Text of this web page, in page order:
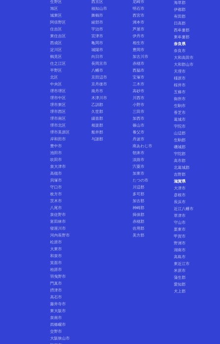
生野区
旭区
城東区
阿倍野区
住吉区
東住吉区
西成区
淀川区
鶴見区
住之江区
平野区
北区
中央区
堺市堺区
堺市中区
堺市東区
堺市西区
堺市南区
堺市北区
堺市美原区
岸和田市
豊中市
池田市
吹田市
泉大津市
高槻市
貝塚市
守口市
枚方市
茨木市
八尾市
泉佐野市
富田林市
寝屋川市
河内長野市
松原市
大東市
和泉市
箕面市
柏原市
羽曳野市
門真市
摂津市
高石市
藤井寺市
東大阪市
泉南市
四條畷市
交野市
大阪狭山市
西京区
福知山市
舞鶴市
綾部市
宇治市
宮津市
亀岡市
城陽市
向日市
長岡京市
八幡市
京田辺市
京丹後市
南丹市
木津川市
乙訓郡
久世郡
綴喜郡
相楽郡
船井郡
与謝郡
尼崎市
明石市
西宮市
洲本市
芦屋市
伊丹市
相生市
豊岡市
加古川市
赤穂市
西脇市
宝塚市
三木市
高砂市
川西市
小野市
三田市
加西市
篠山市
養父市
丹波市
南あわじ市
朝来市
淡路市
宍粟市
加東市
たつの市
川辺郡
多可郡
加古郡
神崎郡
揖保郡
赤穂郡
佐用郡
美方郡
海草郡
伊都郡
有田郡
日高郡
西牟婁郡
東牟婁郡
奈良県
奈良市
大和高田市
大和郡山市
天理市
橿原市
桜井市
五條市
御所市
生駒市
香芝市
葛城市
宇陀市
山辺郡
生駒郡
磯城郡
宇陀郡
高市郡
北葛城郡
吉野郡
滋賀県
大津市
彦根市
長浜市
近江八幡市
草津市
守山市
栗東市
甲賀市
野洲市
湖南市
高島市
東近江市
米原市
蒲生郡
愛知郡
犬上郡